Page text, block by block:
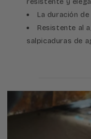
La duración
Resistente al
salpicaduras de